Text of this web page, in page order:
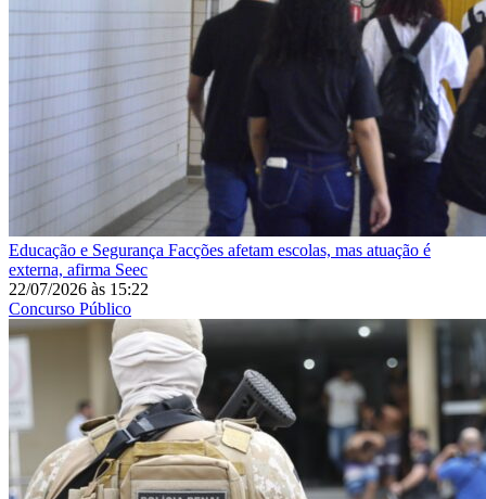
Educação e Segurança Facções afetam escolas, mas atuação é
externa, afirma Seec
22/07/2026 às 15:22
Concurso Público